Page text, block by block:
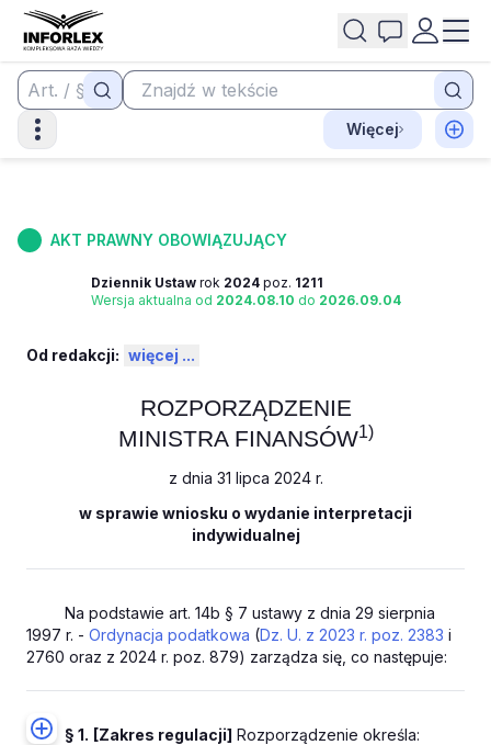
Więcej
AKT PRAWNY OBOWIĄZUJĄCY
Dziennik Ustawrok 2024poz. 1211
Wersja aktualna od 2024.08.10 do 2026.09.04
Od redakcji: więcej ...
ROZPORZĄDZENIE
MINISTRA FINANSÓW1)
z dnia 31 lipca 2024 r.
w sprawie wniosku o wydanie interpretacji
indywidualnej
Na podstawie art. 14b § 7 ustawy z dnia 29 sierpnia
1997 r. - Ordynacja podatkowa (Dz. U. z 2023 r. poz. 2383 i
2760 oraz z 2024 r. poz. 879) zarządza się, co następuje:
§ 1. [Zakres regulacji] Rozporządzenie określa: